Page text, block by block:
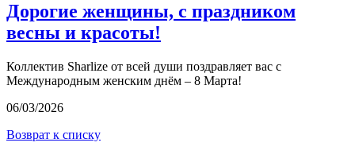
Дорогие женщины, с праздником
весны и красоты!
Коллектив Sharlize от всей души поздравляет вас с
Международным женским днём – 8 Марта!
06/03/2026
Возврат к списку